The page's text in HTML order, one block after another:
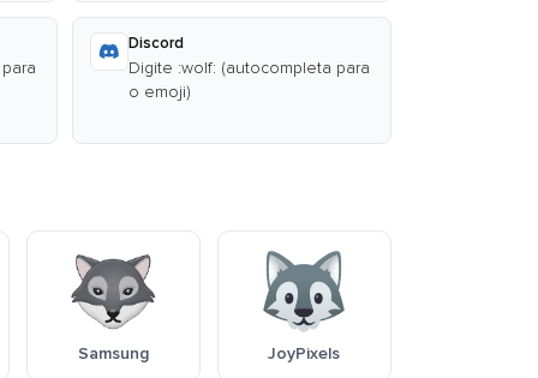
Discord
Digite :wolf: (autocompleta para
o emoji)
Samsung JoyPixels